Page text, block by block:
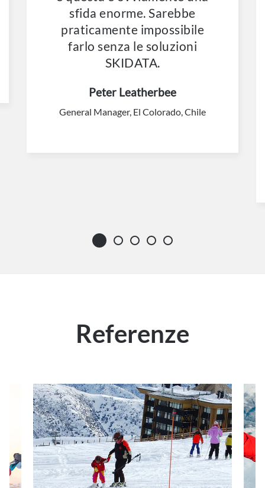
sfida enorme. Sarebbe
praticamente impossibile
farlo senza le soluzioni
SKIDATA.
Peter Leatherbee
General Manager, El Colorado, Chile
Referenze